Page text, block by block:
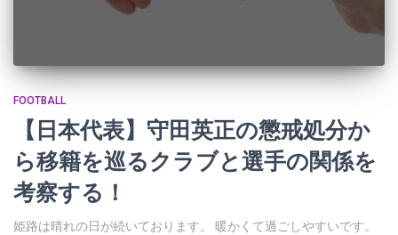
FOOTBALL
【日本代表】守田英正の懲戒処分か
ら移籍を巡るクラブと選手の関係を
考察する！
姫路は晴れの日が続いております。 暖かくて過ごしやすいです。